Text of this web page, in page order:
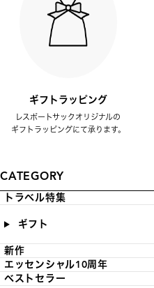
ギフトラッピング
レスポートサックオリジナルの
ギフトラッピングにて承ります。
CATEGORY
トラベル特集
ギフト
新作
エッセンシャル10周年
ベストセラー